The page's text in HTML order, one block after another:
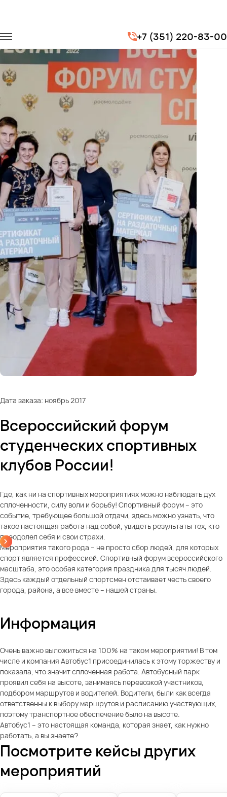
+7 (351) 220-83-00
Транспорт на мероприятия
Всероссийский форум студенческих спортивных клубов России!
Дата заказа: ноябрь 2017
Всероссийский форум
студенческих спортивных
клубов России!
Где, как ни на спортивных мероприятиях можно наблюдать дух
сплоченности, силу воли и борьбу! Спортивный форум – это
событие, требующее большой отдачи, здесь можно узнать, что
такое настоящая работа над собой, увидеть результаты тех, кто
преодолел себя и свои страхи.
Мероприятия такого рода – не просто сбор людей, для которых
спорт является профессией. Спортивный форум всероссийского
масштаба, это особая категория праздника для тысяч людей.
Здесь каждый отдельный спортсмен отстаивает честь своего
города, района, а все вместе – нашей страны.
Информация
Очень важно выложиться на 100% на таком мероприятии! В том
числе и компания Автобус1 присоединилась к этому торжеству и
показала, что значит сплоченная работа. Автобусный парк
проявил себя на высоте, занимаясь перевозкой участников,
подбором маршрутов и водителей. Водители, были как всегда
ответственны к выбору маршрутов и расписанию участвующих,
поэтому транспортное обеспечение было на высоте.
Автобус1 – это настоящая команда, которая знает, как нужно
работать, а вы знаете?
Посмотрите кейсы других
мероприятий